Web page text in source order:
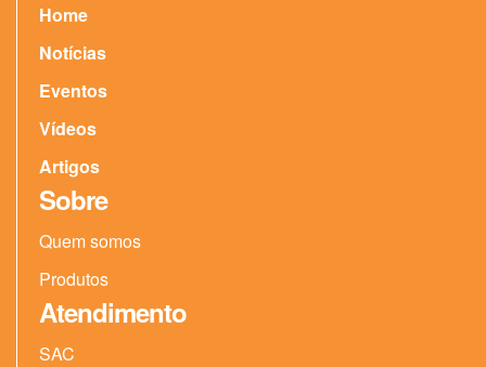
Home
Notícias
Eventos
Vídeos
Artigos
Sobre
Quem somos
Produtos
Atendimento
SAC